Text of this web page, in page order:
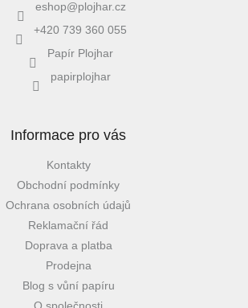
eshop@plojhar.cz
+420 739 360 055
Papír Plojhar
papirplojhar
Informace pro vás
Kontakty
Obchodní podmínky
Ochrana osobních údajů
Reklamační řád
Doprava a platba
Prodejna
Blog s vůní papíru